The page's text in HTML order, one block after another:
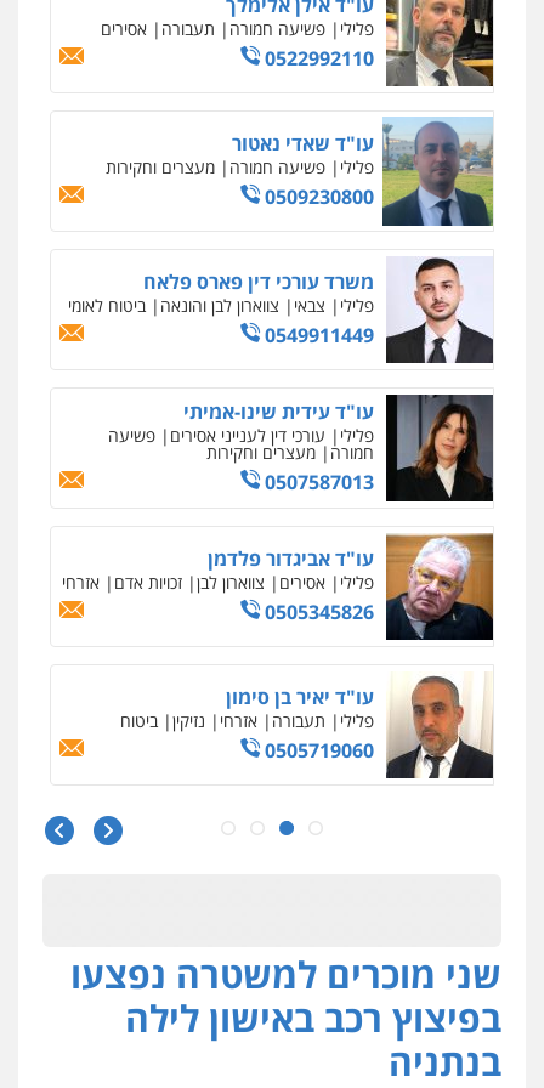
פלילי פשיעה חמורה תעבורה אסירים
0522992110
עו"ד שאדי נאטור
פלילי פשיעה חמורה מעצרים וחקירות
0509230800
משרד עורכי דין פארס פלאח
פלילי צבאי צווארון לבן והונאה ביטוח לאומי
0549911449
עו"ד עידית שינו-אמיתי
פלילי עורכי דין לענייני אסירים פשיעה
חמורה מעצרים וחקירות
0507587013
עו"ד אביגדור פלדמן
פלילי אסירים צווארון לבן זכויות אדם אזרחי
0505345826
עו"ד יאיר בן סימון
פלילי תעבורה אזרחי נזיקין ביטוח
0505719060
עו"ד נס בן נתן
עו"ד משה פלמור
פלילי כלכלי צווארון לבן עורכי דין לענייני
אסירים
0549732303
שני מוכרים למשטרה נפצעו
בפיצוץ רכב באישון לילה
בנתניה